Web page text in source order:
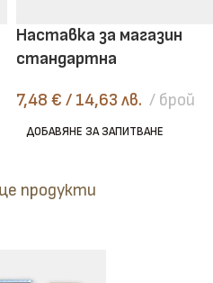
Наставка за магазин
стандартна
7,48 € / 14,63 лв. брой
ДОБАВЯНЕ ЗА ЗАПИТВАНЕ
продукти